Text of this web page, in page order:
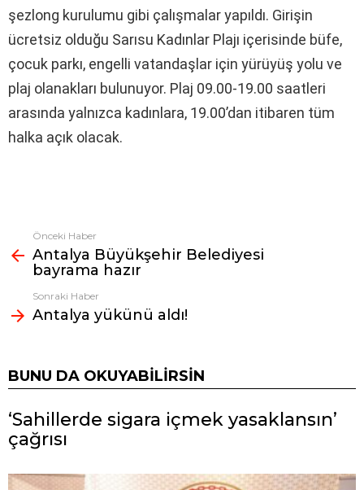
şezlong kurulumu gibi çalışmalar yapıldı. Girişin
ücretsiz olduğu Sarısu Kadınlar Plajı içerisinde büfe,
çocuk parkı, engelli vatandaşlar için yürüyüş yolu ve
plaj olanakları bulunuyor. Plaj 09.00-19.00 saatleri
arasında yalnızca kadınlara, 19.00’dan itibaren tüm
halka açık olacak.
Fazlasına
bak
Önceki Haber
Antalya Büyükşehir Belediyesi
bayrama hazır
Sonraki Haber
Antalya yükünü aldı!
BUNU DA OKUYABILIRSIN
‘Sahillerde sigara içmek yasaklansın’
çağrısı